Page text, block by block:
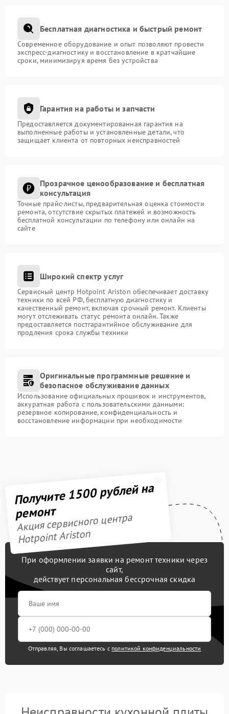
Бесплатная диагностика и быстрый ремонт
Современное оборудование и опыт позволяют провести
экспресс-диагностику и восстановление в кратчайшие
сроки, минимизируя время без устройства
Гарантия на работы и запчасти
Предоставляется документированная гарантия на
выполненные работы и установленные детали, что
защищает клиента от повторных неисправностей
Прозрачное ценообразование и бесплатная
консультация
Точные прайс-листы, предварительная оценка стоимости
ремонта, отсутствие скрытых платежей и возможность
бесплатной консультации по телефону или онлайн на
сайте
Широкий спектр услуг
Сервисный центр Hotpoint Ariston обеспечивает доставку
техники по всей РФ, бесплатную диагностику и
качественный ремонт, включая срочный ремонт. Клиенты
могут отслеживать статус ремонта онлайн. Также
предоставляется постгарантийное обслуживание для
продления срока службы техники
Оригинальные программные решение и
безопасное обслуживание данных
Использование официальных прошивок и инструментов,
аккуратная работа с пользовательскими данными:
резервное копирование, конфиденциальность и
восстановление информации при необходимости
Получите 1500 рублей на
ремонт
Акция сервисного центра
Hotpoint Ariston
При оформлении заявки на ремонт техники через
сайт,
действует персональная бессрочная скидка
Отправляя, Вы соглашаетесь с политикой конфиденциальности